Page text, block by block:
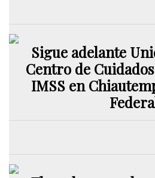
Sigue adelante
Centro de
IMSS en